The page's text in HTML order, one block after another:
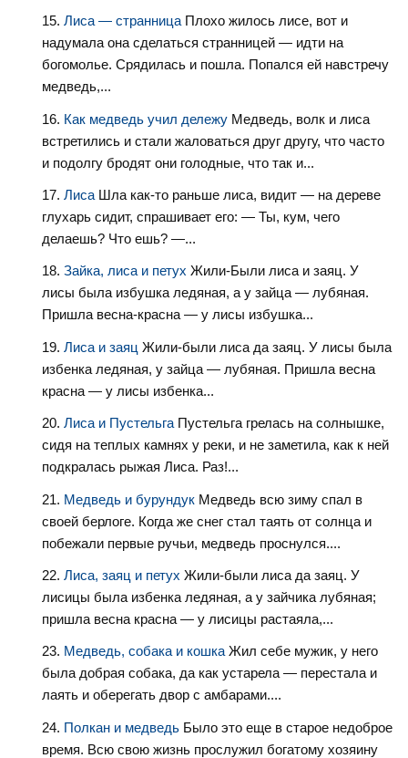
Лиса — странница Плохо жилось лисе, вот и
надумала она сделаться странницей — идти на
богомолье. Срядилась и пошла. Попался ей навстречу
медведь,...
Как медведь учил дележу Медведь, волк и лиса
встретились и стали жаловаться друг другу, что часто
и подолгу бродят они голодные, что так и...
Лиса Шла как-то раньше лиса, видит — на дереве
глухарь сидит, спрашивает его: — Ты, кум, чего
делаешь? Что ешь? —...
Зайка, лиса и петух Жили-Были лиса и заяц. У
лисы была избушка ледяная, а у зайца — лубяная.
Пришла весна-красна — у лисы избушка...
Лиса и заяц Жили-были лиса да заяц. У лисы была
избенка ледяная, у зайца — лубяная. Пришла весна
красна — у лисы избенка...
Лиса и Пустельга Пустельга грелась на солнышке,
сидя на теплых камнях у реки, и не заметила, как к ней
подкралась рыжая Лиса. Раз!...
Медведь и бурундук Медведь всю зиму спал в
своей берлоге. Когда же снег стал таять от солнца и
побежали первые ручьи, медведь проснулся....
Лиса, заяц и петух Жили-были лиса да заяц. У
лисицы была избенка ледяная, а у зайчика лубяная;
пришла весна красна — у лисицы растаяла,...
Медведь, собака и кошка Жил себе мужик, у него
была добрая собака, да как устарела — перестала и
лаять и оберегать двор с амбарами....
Полкан и медведь Было это еще в старое недоброе
время. Всю свою жизнь прослужил богатому хозяину